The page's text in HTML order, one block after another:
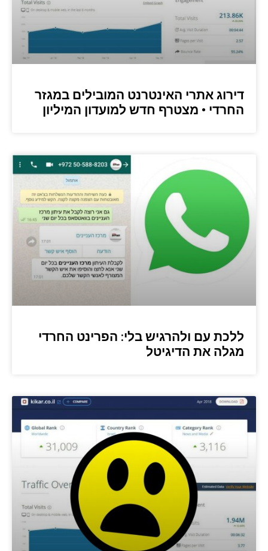
דירוג אתרי האינטרנט המובילים במגזר
החרדי • מצטרף חדש למועדון המיליון
ללכת עם ולהרגיש בלי: הפרינט החרדי
מגלה את הדיגיטל